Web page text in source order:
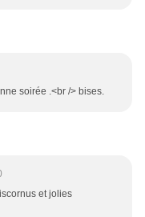
soirée .<br /> bises.
et jolies